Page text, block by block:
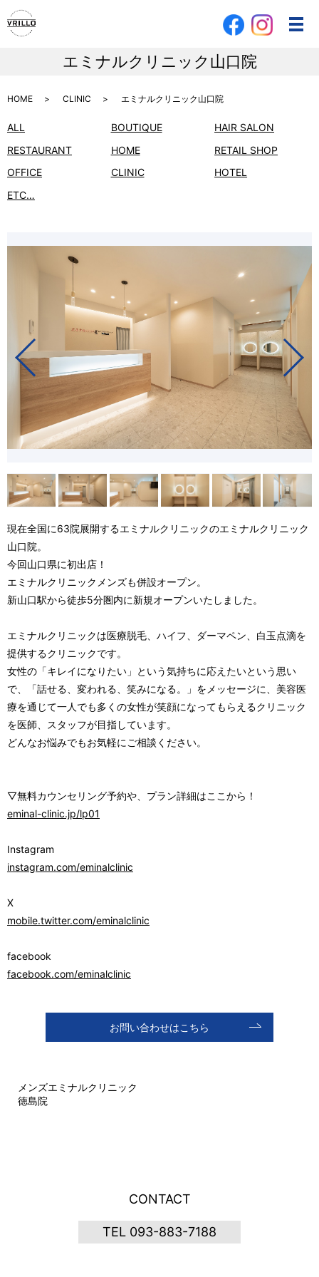
メ
エミナルクリニック山口院
HOME CLINIC エミナルクリニック山口院
ALL BOUTIQUE
HAIR SALON
RESTAURANT
HOME
RETAIL SHOP
OFFICE
CLINIC
HOTEL
ETC…
現在全国に63院展開するエミナルクリニックのエミナルクリニック
山口院。
今回山口県に初出店！
エミナルクリニックメンズも併設オープン。
新山口駅から徒歩5分圏内に新規オープンいたしました。
エミナルクリニックは医療脱毛、ハイフ、ダーマペン、白玉点滴を
提供するクリニックです。
女性の「キレイになりたい」という気持ちに応えたいという思い
で、「話せる、変われる、笑みになる。」をメッセージに、美容医
療を通じて一人でも多くの女性が笑顔になってもらえるクリニック
を医師、スタッフが目指しています。
どんなお悩みでもお気軽にご相談ください。
▽無料カウンセリング予約や、プラン詳細はここから！
eminal-clinic.jp/lp01
Instagram
instagram.com/eminalclinic
X
mobile.twitter.com/eminalclinic
facebook
facebook.com/eminalclinic
お問い合わせはこちら
メンズエミナルクリニック
徳島院
CONTACT
TEL 093-883-7188